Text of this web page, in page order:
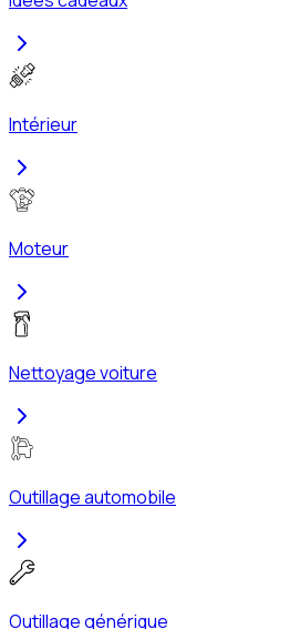
Intérieur
Moteur
Nettoyage voiture
Outillage automobile
Outillage générique